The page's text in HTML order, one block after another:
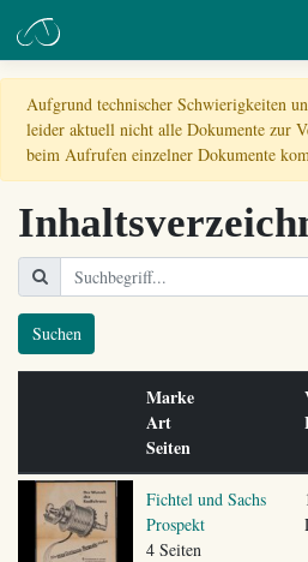
Aufgrund technischer Schwierigkeiten
leider aktuell nicht alle Dokumente zur
beim Aufrufen einzelner Dokumente
Suchen
Marke
Art
Seiten
Fichtel und Sachs
Prospekt
4 Seiten